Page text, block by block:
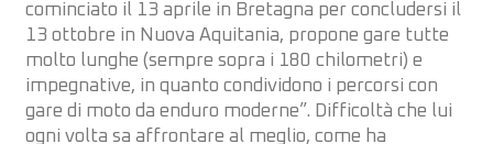
cominciato il 13 aprile in Bretagna per concludersi il
13 ottobre in Nuova Aquitania, propone gare tutte
molto lunghe (sempre sopra i 180 chilometri) e
impegnative, in quanto condividono i percorsi con
gare di moto da enduro moderne”. Difficoltà che lui
ogni volta sa affrontare al meglio, come ha